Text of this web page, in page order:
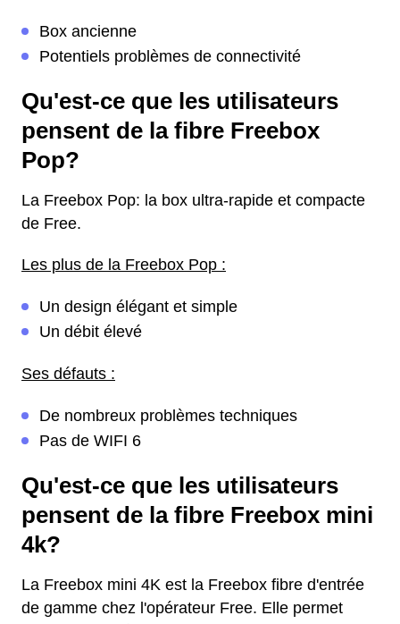
Box ancienne
Potentiels problèmes de connectivité
Qu'est-ce que les utilisateurs
pensent de la fibre Freebox
Pop?
La Freebox Pop: la box ultra-rapide et compacte
de Free.
Les plus de la Freebox Pop :
Un design élégant et simple
Un débit élevé
Ses défauts :
De nombreux problèmes techniques
Pas de WIFI 6
Qu'est-ce que les utilisateurs
pensent de la fibre Freebox mini
4k?
La Freebox mini 4K est la Freebox fibre d'entrée
de gamme chez l'opérateur Free. Elle permet